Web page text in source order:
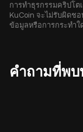
การทำธุรกรรมคริปโต
KuCoin จะไม่รับผิดช
ข้อมูลหรือการกระทำใ
คำถามที่พบ